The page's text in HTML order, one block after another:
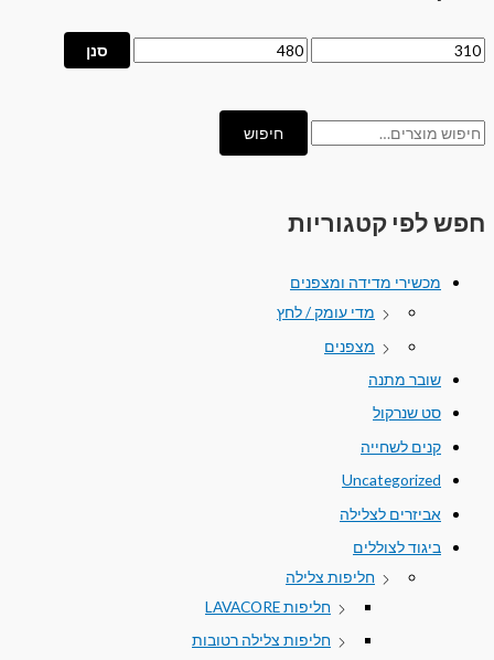
סנן
חיפוש
חפש לפי קטגוריות
מכשירי מדידה ומצפנים
מדי עומק / לחץ
מצפנים
שובר מתנה
סט שנרקול
קנים לשחייה
Uncategorized
אביזרים לצלילה
ביגוד לצוללים
חליפות צלילה
חליפות LAVACORE
חליפות צלילה רטובות